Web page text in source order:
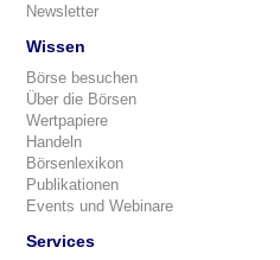
Newsletter
Wissen
Börse besuchen
Über die Börsen
Wertpapiere
Handeln
Börsenlexikon
Publikationen
Events und Webinare
Services